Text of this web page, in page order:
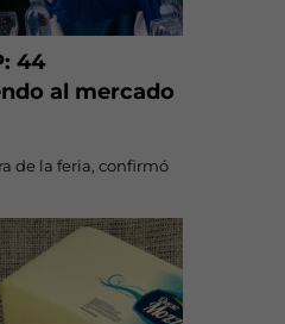
44
al mercado
de la feria, confirmó